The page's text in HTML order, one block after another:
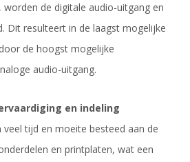
de digitale audio-uitgang en
Dit resulteert in de laagst mogelijke
de hoogst mogelijke
audio-uitgang.
en indeling
veel tijd en moeite besteed aan de
en printplaten, wat een